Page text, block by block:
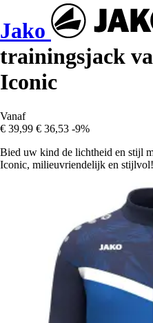
Jako
trainingsjack
Iconic
Vanaf
€ 39,99 € 36,53 -9%
Bied uw kind de lichtheid en stijl
Iconic, milieuvriendelijk en stijlvol!